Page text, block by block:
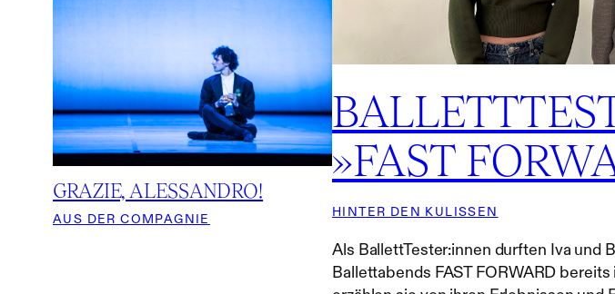
GRAZIE, ALESSANDRO!
AUS DER COMPAGNIE
»FAST
HINTER DEN KULISSEN
Als BallettTester:innen durften Iva und
Ballettabends FAST FORWARD